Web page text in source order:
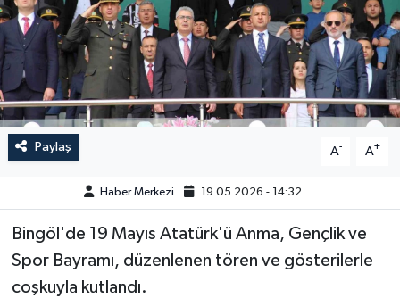
Paylaş A- A+
Haber Merkezi 19.05.2026 - 14:32
Bingöl'de 19 Mayıs Atatürk'ü Anma, Gençlik ve
Spor Bayramı, düzenlenen tören ve gösterilerle
coşkuyla kutlandı.
HABERDE İNSAN
KÜLTÜR-SANAT
MAGAZİN
ÖZEL HABER
POLİTİKA